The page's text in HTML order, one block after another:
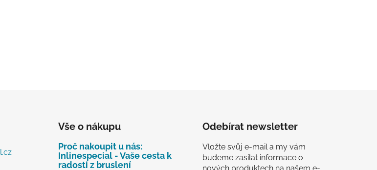
Vše o nákupu
Proč nakoupit u nás:
Inlinespecial - Vaše cesta k
radosti z bruslení
Odebírat newsletter
Vložte svůj e-mail a my vám
budeme zasílat informace o